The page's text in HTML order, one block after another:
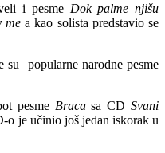
i pesme Dok palme njišu
me a kao solista predstavio se
su popularne narodne pesme
pesme Bracasa CDSvani
je učinio još jedan iskorak u